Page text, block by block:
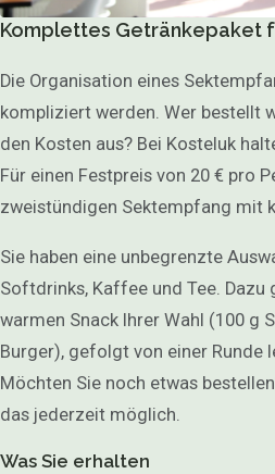
Komplettes Getränkepaket
Die Organisation eines
kompliziert werden. Wer bestellt
den Kosten aus? Bei Kosteluk
Für einen Festpreis von 20 € pro
zweistündigen Sektempfang mit
Sie haben eine unbegrenzte
Softdrinks, Kaffee und Tee. Dazu
warmen Snack Ihrer Wahl (100 g
Burger), gefolgt von einer Runde
Möchten Sie noch etwas
das jederzeit möglich.
Was Sie erhalten